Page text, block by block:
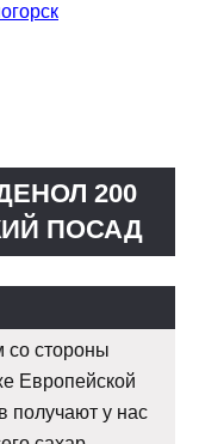
200
ПОСАД
со стороны
Европейской
получают у нас